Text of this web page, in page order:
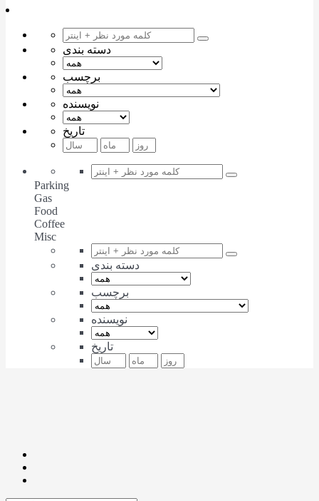
دسته بندی
برچسب
نویسنده
تاریخ
Parking
Gas
Food
Coffee
Misc
دسته بندی
برچسب
نویسنده
تاریخ